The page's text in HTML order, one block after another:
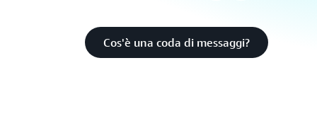
Cos'è una coda di messaggi?